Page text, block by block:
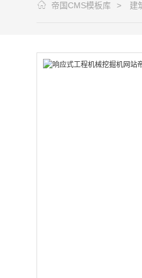
帝国CMS模板库 > 建